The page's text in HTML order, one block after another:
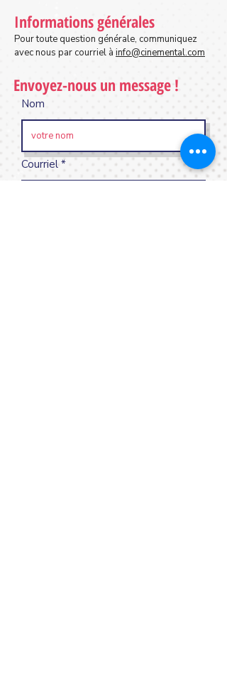
Informations générales
Pour toute question générale, communiquez
avec nous par courriel à info@cinemental.com
Envoyez-nous un message !
Nom
Courriel